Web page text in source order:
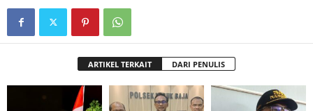
ARTIKEL TERKAIT DARI PENULIS